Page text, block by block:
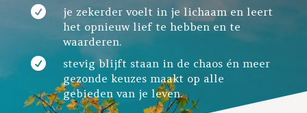

je zekerder voelt in je lichaam en leert
het opnieuw lief te hebben en te
waarderen.

stevig blijft staan in de chaos én meer
gezonde keuzes maakt op alle
gebieden van je leven.